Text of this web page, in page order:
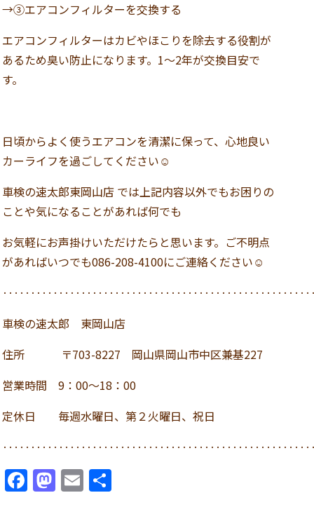
→③エアコンフィルターを交換する
エアコンフィルターはカビやほこりを除去する役割が
あるため臭い防止になります。1～2年が交換目安で
す。
日頃からよく使うエアコンを清潔に保って、心地良い
カーライフを過ごしてください☺
車検の速太郎東岡山店 では上記内容以外でもお困りの
ことや気になることがあれば何でも
お気軽にお声掛けいただけたらと思います。ご不明点
があればいつでも086-208-4100にご連絡ください☺
車検の速太郎 東岡山店
住所
〒703-8227 岡山県岡山市中区兼基227
営業時間 9：00～18：00
定休日 毎週水曜日、第２火曜日、祝日
Facebook
Mastodon
Email